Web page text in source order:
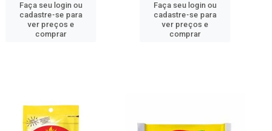
Faça seu login ou
cadastre-se para
ver preços e
comprar
Faça seu login ou
cadastre-se para
ver preços e
comprar